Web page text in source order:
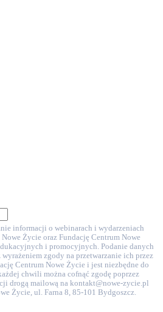
informacji o webinarach i wydarzeniach
Życie oraz Fundację Centrum Nowe
i promocyjnych. Podanie danych
zgody na przetwarzanie ich przez
Centrum Nowe Życie i jest niezbędne do
chwili można cofnąć zgodę poprzez
drogą mailową na kontakt@nowe-zycie.pl
Życie, ul. Farna 8, 85-101 Bydgoszcz.